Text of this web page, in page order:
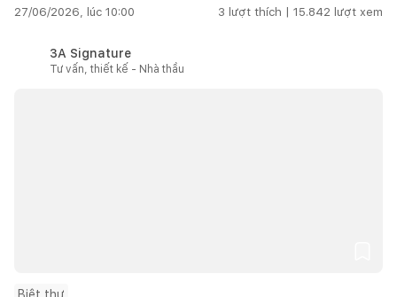
27/06/2026, lúc 10:00 3 lượt thích | 15.842 lượt xem
3A Signature
Tư vấn, thiết kế - Nhà thầu